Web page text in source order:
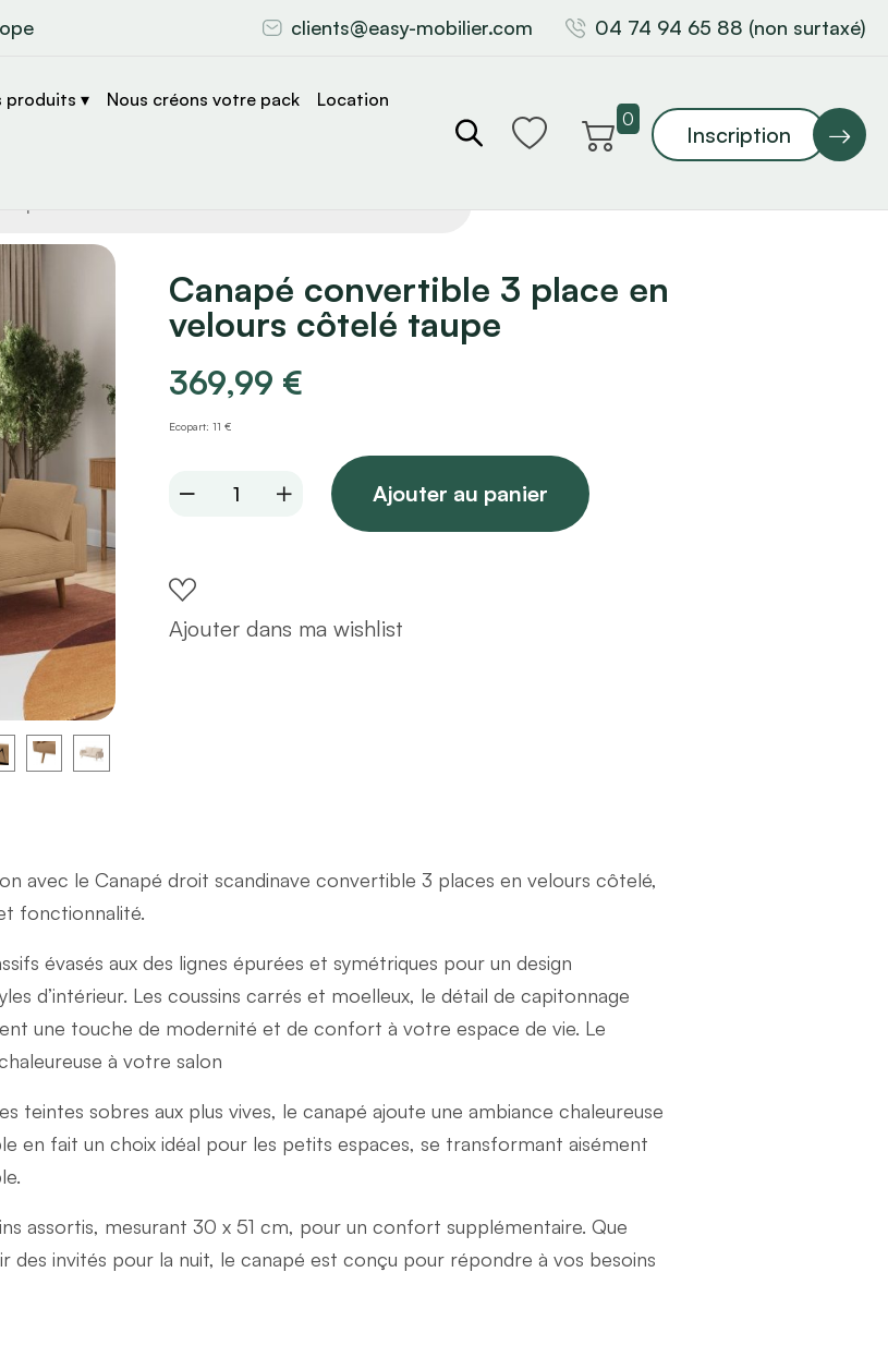
clients@easy-mobilier.com 04 74 94 65 88 (non surtaxé)
0
Inscription
produits ▾ Nous créons votre pack Location
Canapé convertible 3 place en
velours côtelé taupe
369,99 €
Ecopart: 11 €
Canapé
place
en
velours
Ajouter au panier
Ajouter dans ma wishlist
avec le Canapé droit scandinave convertible 3 places en velours côtelé,
fonctionnalité.
évasés aux des lignes épurées et symétriques pour un design
d’intérieur. Les coussins carrés et moelleux, le détail de capitonnage
une touche de modernité et de confort à votre espace de vie. Le
à votre salon
teintes sobres aux plus vives, le canapé ajoute une ambiance chaleureuse
en fait un choix idéal pour les petits espaces, se transformant aisément
assortis, mesurant 30 x 51 cm, pour un confort supplémentaire. Que
des invités pour la nuit, le canapé est conçu pour répondre à vos besoins